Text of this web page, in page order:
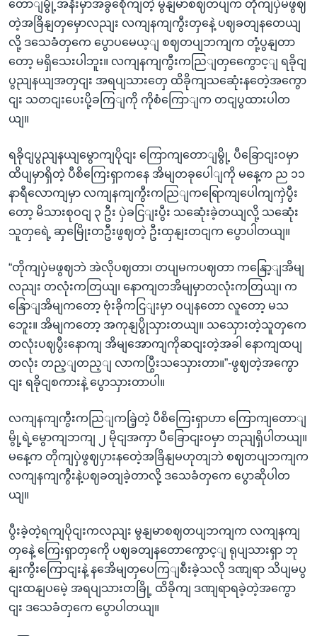
တောျမွို့အနီးမှာအခွစေိုကျတဲ့ မွနျမာစဈတပျက တိုကျပှဲမဖွဈ
တဲ့အခြိနျတှမှောလညျး လကျနကျကွီးတှနေဲ့ ပဈခတျနတေယျ
လို့ ဒသေခံတှကေ ပွောပမေယ့ျ စဈတပျဘကျက တုံ့ပွနျတာ
တော့ မရှိသေးပါဘူး။ လကျနကျကွီးကညြျတှကွေောင့ျ ရခိုငျ
ပွညျနယျအတှငျး အရပျသားတှေ ထိခိုကျသဆေုံးနတေဲ့အကွော
ငျး သတငျးပေးပို့ခကြျကို ကိုစံကြောျက တငျပွထားပါတ
ယျ။
ရခိုငျပွညျနယျမွောကျပိုငျး ကြောကျတောျမွို့ ပီခြောငျးဝမှာ
ထိပျမှာရှိတဲ့ ပီစိကြေးရှာကနေ အိမျတခုပေါျကို မနေ့က ည ၁၁
နာရီလောကျမှာ လကျနကျကွီးကညြျကရြောကျပေါကျကှဲပွီး
တော့ မိသားစုဝငျ ၃ ဦး ပှဲခငြျးပွီး သဆေုံးခဲ့တယျလို့ သဆေုံး
သူတှရေဲ့ ဆှမြေိုးတဦးဖွဈတဲ့ ဦးထှနျးတငျက ပွောပါတယျ။
“တိုကျပှဲမဖွဈဘဲ အဲလိုပဈတာ၊ တပျမကပဈတာ ကနြော့ျအိမျ
လညျး တလုံးကတြယျ၊ နောကျတအိမျမှာတလုံးကတြယျ၊ က
နြောျအိမျကတော့ ဗုံးခိုကငြျးမှာ ဝပျနတော လူတော့ မသ
ဘေူး။ အိမျကတော့ အကုနျပွိုသှားတယျ။ သသှေားတဲ့သူတှကေ
တလုံးပဈပွီးနောကျ အိမျအောကျကိုဆငျးတဲ့အခါ နောကျထပျ
တလုံး တည့ျတည့ျ လာကပြွီးသသှေားတာ။”-ဖွဈတဲ့အကွော
ငျး ရခိုငျစကားနဲ့ ပွောသှားတာပါ။
လကျနကျကွီးကညြျကခြဲ့တဲ့ ပီစိကြေးရှာဟာ ကြောကျတောျ
မွို့ရဲ့မွောကျဘကျ ၂ မိုငျအကှာ ပီခြောငျးဝမှာ တညျရှိပါတယျ။
မနေ့က တိုကျပှဲဖွဈပှားနတေဲ့အခြိနျမဟုတျဘဲ စဈတပျဘကျက
လကျနကျကွီးနဲ့ပဈခတျခဲ့တာလို့ ဒသေခံတှကေ ပွောဆိုပါတ
ယျ။
ပွီးခဲ့တဲ့ရကျပိုငျးကလညျး မွနျမာစဈတပျဘကျက လကျနကျ
တှနေဲ့ ကြေးရှာတှကေို ပဈခတျနတောကွောင့ျ ရုပျသားရှာ ဘု
နျးကွီးကြောငျးနဲ့ နအေိမျတှပေကြျစီးခဲ့သလို ဒဏျရာ သိပျမပွ
ငျးထနျပမေဲ့ အရပျသားတခြို့ ထိခိုကျ ဒဏျရာရခဲ့တဲ့အကွော
ငျး ဒသေခံတှကေ ပွောပါတယျ။